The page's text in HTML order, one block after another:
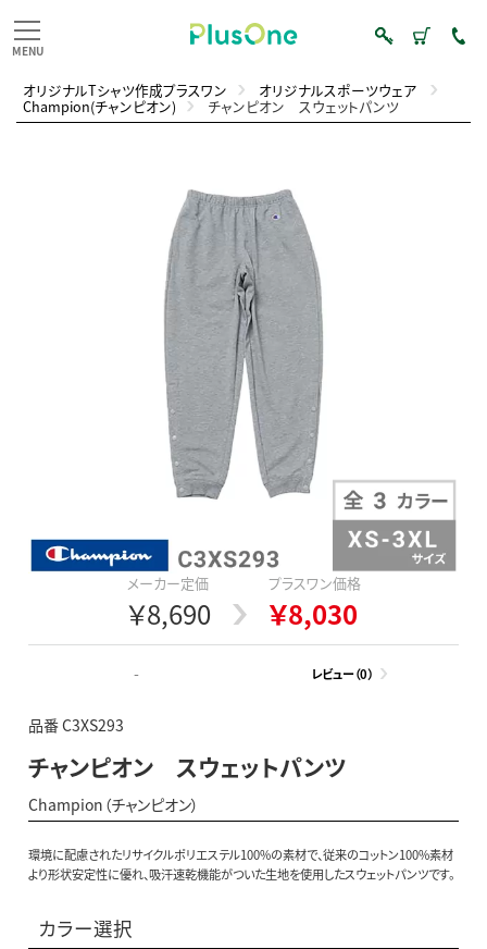
オリジナルTシャツ作成プラスワン オリジナルスポーツウェア
Champion(チャンピオン) チャンピオン スウェットパンツ
メーカー定価
￥8,690
プラスワン価格
￥8,030
- レビュー（0）
品番 C3XS293
チャンピオン スウェットパンツ
Champion（チャンピオン）
環境に配慮されたリサイクルポリエステル100%の素材で、従来のコットン100%素材
より形状安定性に優れ、吸汗速乾機能がついた生地を使用したスウェットパンツです。
カラー選択